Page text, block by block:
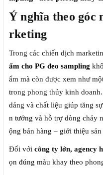
Ý nghĩa theo góc
rketing
Trong các chiến dịch
ẩm cho PG đeo sampling
ẩm mà còn được xem như
trong phong thủy kinh
dáng và chất liệu giúp tăng
n tưởng và hỗ trợ dòng chảy
ộng bán hàng – giới thiệu sản
Đối với công ty lớn, agency
ọn đúng màu khay theo